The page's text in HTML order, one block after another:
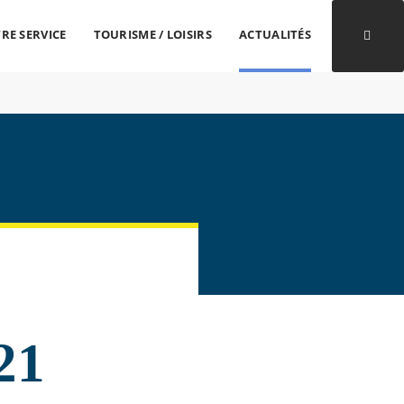
SERVICE TOURISME / LOISIRS ACTUALITÉS